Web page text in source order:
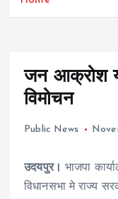
जन आक्रोश
विमोचन
Public News
उदयपुर।भाजपा
विधानसभा मे राज्य